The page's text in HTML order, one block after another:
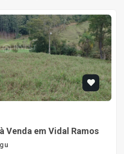
Venda em Vidal Ramos